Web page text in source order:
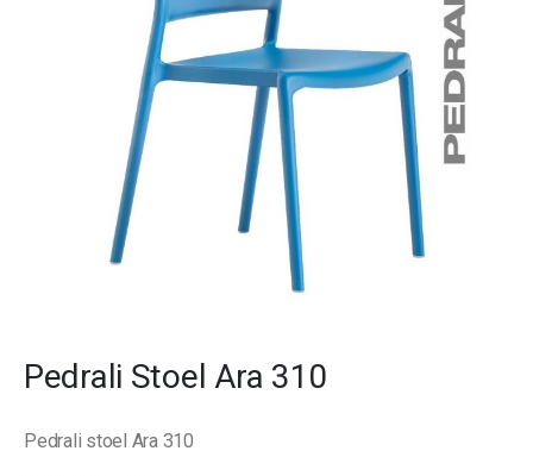
the
the
Pedrali Stoel Ara 310
Pedrali stoel Ara 310